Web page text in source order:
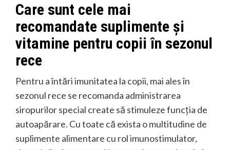
Care sunt cele mai
recomandate suplimente și
vitamine pentru copii în sezonul
rece
Pentru a întări imunitatea la copii, mai ales în
sezonul rece se recomanda administrarea
siropurilor special create să stimuleze funcția de
autoapărare. Cu toate că exista o multitudine de
suplimente alimentare cu rol imunostimulator,